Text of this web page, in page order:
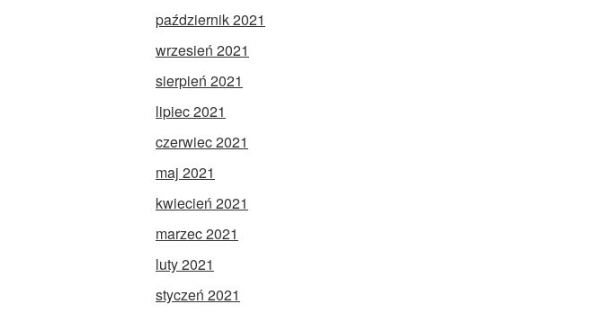
październik 2021
wrzesień 2021
sierpień 2021
lipiec 2021
czerwiec 2021
maj 2021
kwiecień 2021
marzec 2021
luty 2021
styczeń 2021